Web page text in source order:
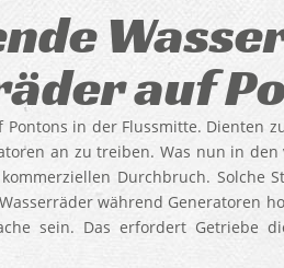
auf
in der Flussmitte. Dienten
an zu treiben. Was nun in
Durchbruch. Solche
während Generatoren
sein. Das erfordert Getriebe